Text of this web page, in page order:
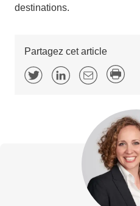
destinations.
Partagez cet article